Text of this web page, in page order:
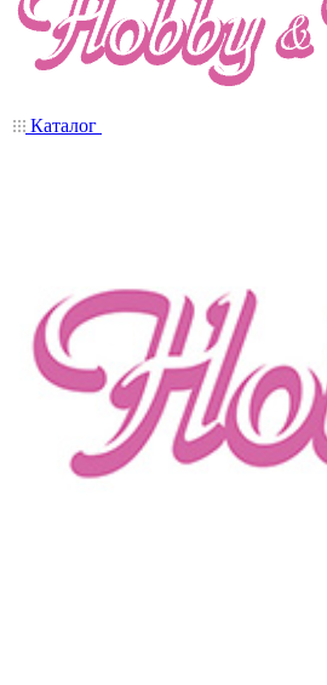
Каталог